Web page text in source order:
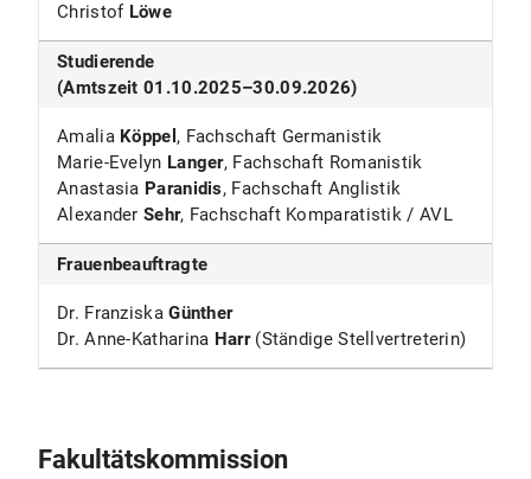
Christof Löwe
Studierende
(Amtszeit 01.10.2025–30.09.2026)
Amalia Köppel , Fachschaft Germanistik
Marie-Evelyn Langer, Fachschaft Romanistik
Anastasia Paranidis, Fachschaft Anglistik
Alexander Sehr, Fachschaft Komparatistik / AVL
Frauenbeauftragte
Dr. FranziskaGünther
Dr. Anne-Katharina Harr(Ständige Stellvertreterin)
Fakultätskommission